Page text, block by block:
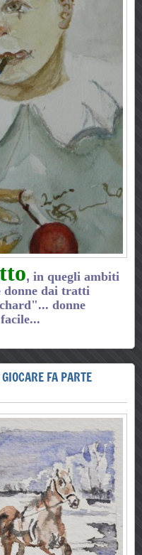
, in quegli ambiti
donne dai tratti
donne
FA PARTE